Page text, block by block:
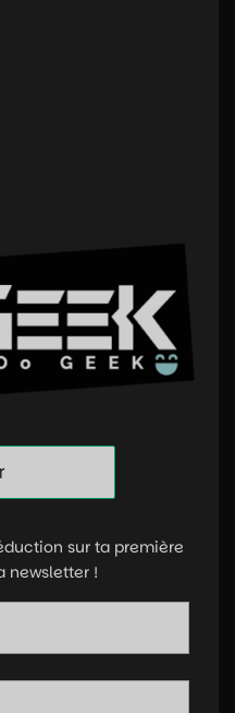
sur ta première
newsletter !